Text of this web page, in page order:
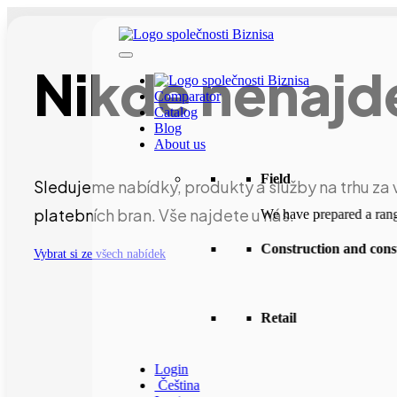
Comparator
Catalog
Blog
About us
Field
We have prepared a
Construction and
Retail
Login
Čeština
Nikde
Sledujeme nabídky, produkty a služby na trhu
platebních bran. Vše najdete u nás.
Vybrat si ze všech nabídek